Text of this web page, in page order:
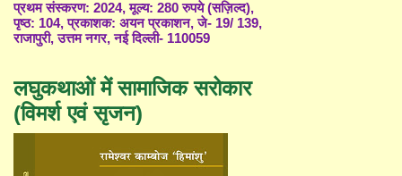
प्रथम संस्करण: 2024, मूल्य: 280 रुपये (सज़िल्द),
पृष्ठ: 104, प्रकाशक: अयन प्रकाशन, जे- 19/ 139,
राजापुरी, उत्तम नगर, नई दिल्ली- 110059
लघुकथाओं में सामाजिक सरोकार
(विमर्श एवं सृजन)